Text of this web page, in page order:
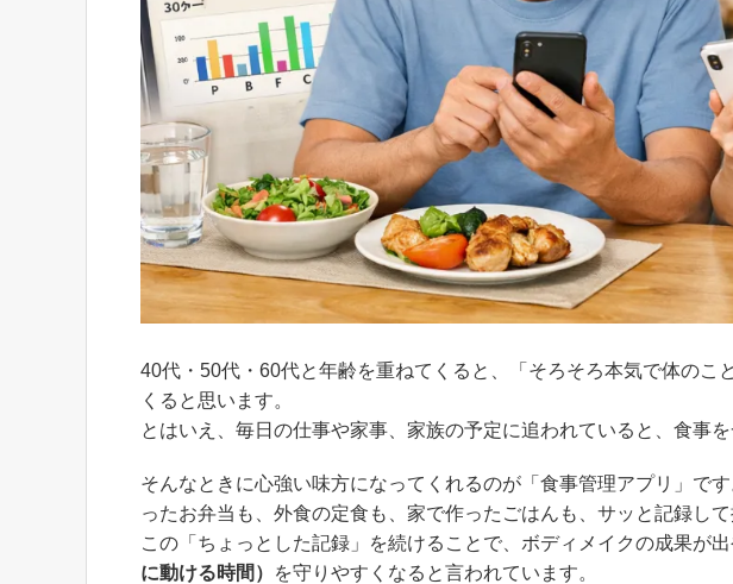
40代・50代・60代と年齢を重ねてくると、「そろそろ本気で体のこ
くると思います。
とはいえ、毎日の仕事や家事、家族の予定に追われていると、食事
そんなときに心強い味方になってくれるのが「食事管理アプリ」で
ったお弁当も、外食の定食も、家で作ったごはんも、サッと記録して
この「ちょっとした記録」を続けることで、ボディメイクの成果が
に動ける時間）
を守りやすくなると言われています。